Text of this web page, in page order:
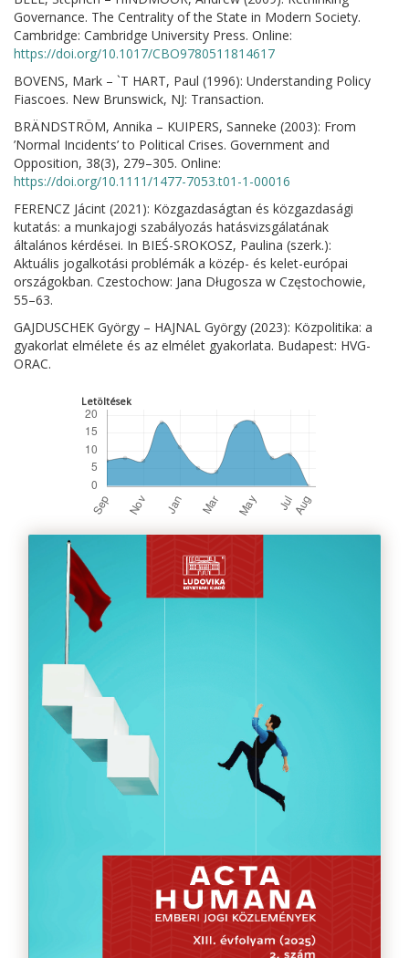
Governance. The Centrality of the State in Modern Society.
Cambridge: Cambridge University Press. Online:
https://doi.org/10.1017/CBO9780511814617
BOVENS, Mark – `T HART, Paul (1996): Understanding Policy
Fiascoes. New Brunswick, NJ: Transaction.
BRÄNDSTRÖM, Annika – KUIPERS, Sanneke (2003): From
’Normal Incidents’ to Political Crises. Government and
Opposition, 38(3), 279–305. Online:
https://doi.org/10.1111/1477-7053.t01-1-00016
FERENCZ Jácint (2021): Közgazdaságtan és közgazdasági
kutatás: a munkajogi szabályozás hatásvizsgálatának
általános kérdései. In BIEŚ-SROKOSZ, Paulina (szerk.):
Aktuális jogalkotási problémák a közép- és kelet-európai
országokban. Czestochow: Jana Długosza w Częstochowie,
55–63.
GAJDUSCHEK György – HAJNAL György (2023): Közpolitika: a
gyakorlat elmélete és az elmélet gyakorlata. Budapest: HVG-
ORAC.
Letöltések